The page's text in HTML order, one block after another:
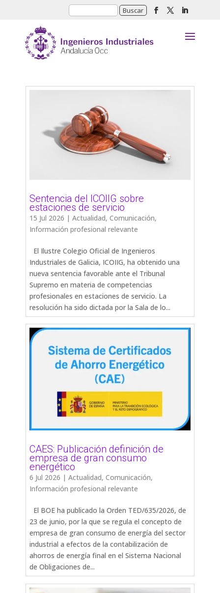
Sentencia del ICOIIG sobre
estaciones de servicio
15 Jul 2026 |Actualidad,Comunicación,
Información profesional relevante
El Ilustre Colegio Oficial de Ingenieros
Industriales de Galicia, ICOIIG, ha obtenido una
nueva sentencia favorable ante el Tribunal
Supremo en materia de competencias
profesionales en estaciones de servicio. La
resolución ha sido dictada por la Sala de lo...
CAES: Publicación definición de
empresa de gran consumo
energético
6 Jul 2026 |Actualidad,Comunicación,
Información profesional relevante
El BOE ha publicado la Orden TED/635/2026, de
23 de junio, por la que se regula el concepto de
empresa de gran consumo de energía del sector
industrial a efectos de la contabilización de
ahorros de energía final en el Sistema Nacional
de Obligaciones de...